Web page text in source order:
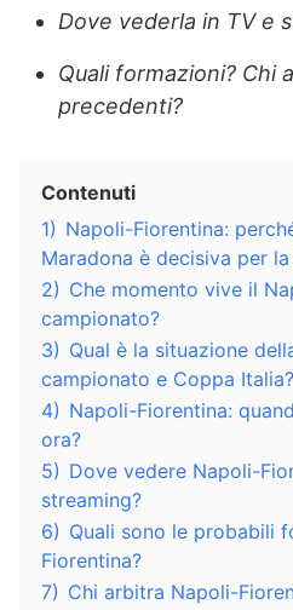
Dove vederla in TV e
Quali formazioni? Chi
precedenti?
Contenuti
1) Napoli-Fiorentina:
Maradona è decisiva per la
2) Che momento vive il
campionato?
3) Qual è la situazione
campionato e Coppa Italia?
4) Napoli-Fiorentina:
ora?
5) Dove vedere Napoli-
streaming?
6) Quali sono le probabili
Fiorentina?
7) Chi arbitra Napoli-